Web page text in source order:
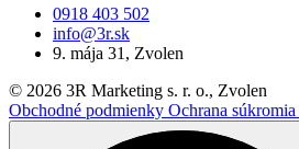
0918 403 502
info@3r.sk
9. mája 31, Zvolen
© 2026 3R Marketing s. r. o., Zvolen
Obchodné podmienky Ochrana